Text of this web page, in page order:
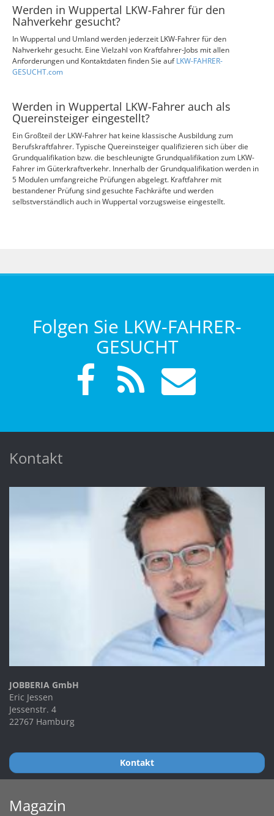
Werden in Wuppertal LKW-Fahrer für den
Nahverkehr gesucht?
In Wuppertal und Umland werden jederzeit LKW-Fahrer für den
Nahverkehr gesucht. Eine Vielzahl von Kraftfahrer-Jobs mit allen
Anforderungen und Kontaktdaten finden Sie aufLKW-FAHRER-
GESUCHT.com
Werden in Wuppertal LKW-Fahrer auch als
Quereinsteiger eingestellt?
Ein Großteil der LKW-Fahrer hat keine klassische Ausbildung zum
Berufskraftfahrer. Typische Quereinsteiger qualifizieren sich über die
Grundqualifikation bzw. die beschleunigte Grundqualifikation zum LKW-
Fahrer im Güterkraftverkehr. Innerhalb der Grundqualifikation werden in
5 Modulen umfangreiche Prüfungen abgelegt. Kraftfahrer mit
bestandener Prüfung sind gesuchte Fachkräfte und werden
selbstverständlich auch in Wuppertal vorzugsweise eingestellt.
Folgen Sie LKW-FAHRER-
GESUCHT
Kontakt
JOBBERIA GmbH
Eric Jessen
Jessenstr. 4
22767 Hamburg
Kontakt
Magazin